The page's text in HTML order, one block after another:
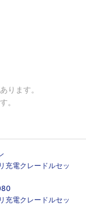
ります。
。
電クレードルセッ
電クレードルセッ